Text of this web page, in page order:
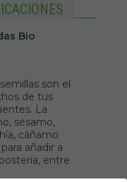
Bio
son el
de tus
La
sésamo,
cáñamo
añadir a
entre